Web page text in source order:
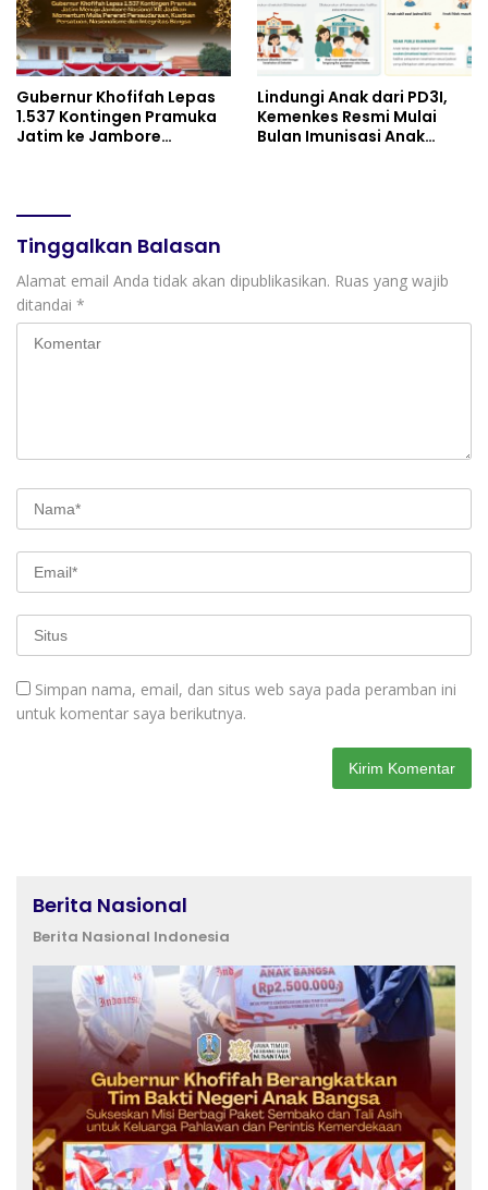
Gubernur Khofifah Lepas
1.537 Kontingen Pramuka
Jatim ke Jambore
Semangat Nasionalisme
Lindungi Anak dari PD3I,
Kemenkes Resmi Mulai
Bulan Imunisasi Anak
Tinggalkan Balasan
Alamat email Anda tidak akan dipublikasikan. Ruas yang wajib
ditandai *
Simpan nama, email, dan situs web saya pada peramban ini
untuk komentar saya berikutnya.
Berita Nasional
Berita Nasional Indonesia